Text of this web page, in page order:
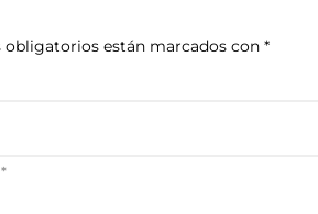
obligatorios están marcados con *
*